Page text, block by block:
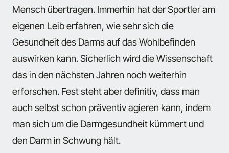
Mensch übertragen. Immerhin hat der Sportler am
eigenen Leib erfahren, wie sehr sich die
Gesundheit des Darms auf das Wohlbefinden
auswirken kann. Sicherlich wird die Wissenschaft
das in den nächsten Jahren noch weiterhin
erforschen. Fest steht aber definitiv, dass man
auch selbst schon präventiv agieren kann, indem
man sich um die Darmgesundheit kümmert und
den Darm in Schwung hält.